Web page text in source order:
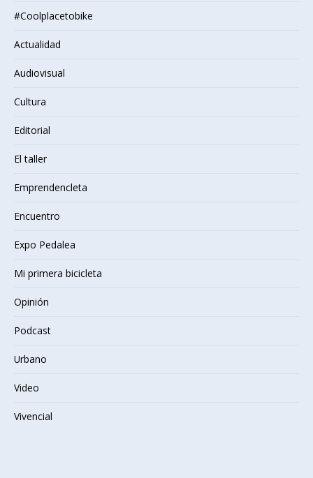
#Coolplacetobike
Actualidad
Audiovisual
Cultura
Editorial
El taller
Emprendencleta
Encuentro
Expo Pedalea
Mi primera bicicleta
Opinión
Podcast
Urbano
Video
Vivencial